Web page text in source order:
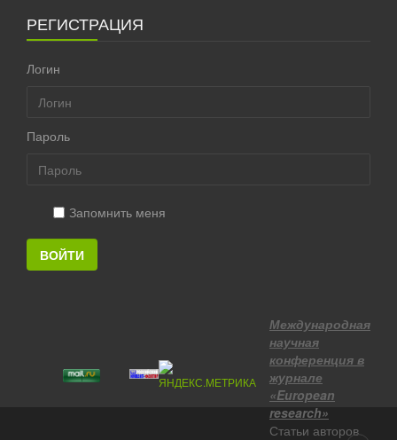
РЕГИСТРАЦИЯ
Логин
Пароль
Запомнить меня
ВОЙТИ
Международная
научная
конференция в
журнале
«European
research»
Статьи авторов